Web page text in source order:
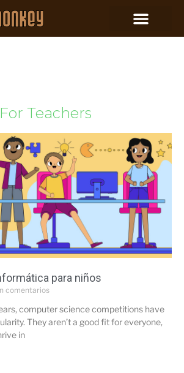
Teachers
para niños
comentarios
computer science competitions have
They aren’t a good fit for everyone,
in